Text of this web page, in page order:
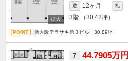
敷 12ヶ月 礼
3階 （30.42坪）
新大阪テラサキ第３ビル 30.89坪
7 44.7905万円